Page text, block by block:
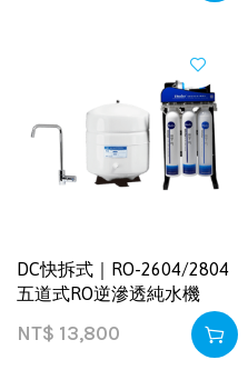
DC快拆式｜RO-2604/2804
五道式RO逆滲透純水機
NT$ 13,800